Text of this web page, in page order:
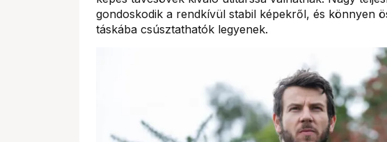
gondoskodik a rendkívül stabil képekről, és könnyen
táskába csúsztathatók legyenek.